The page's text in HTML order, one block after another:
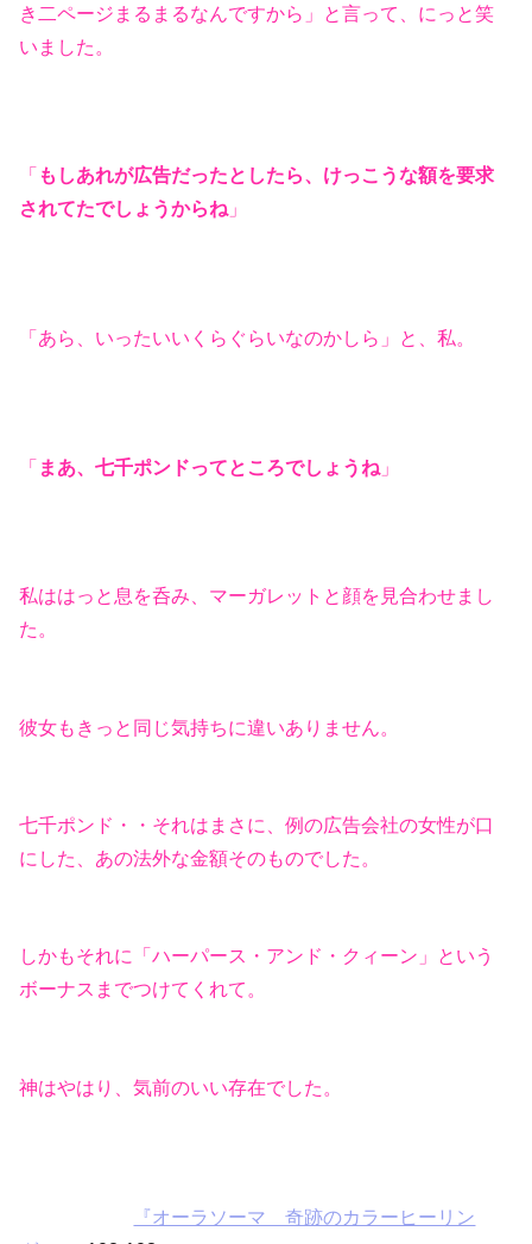
き二ページまるまるなんですから」と言って、にっと笑
いました。
「 もしあれが広告だったとしたら、けっこうな額を要求
されてたでしょうからね 」
「あら、いったいいくらぐらいなのかしら」と、私。
「 まあ、七千ポンドってところでしょうね 」
私ははっと息を呑み、マーガレットと顔を見合わせまし
た。
彼女もきっと同じ気持ちに違いありません。
七千ポンド・・それはまさに、例の広告会社の女性が口
にした、あの法外な金額そのものでした。
しかもそれに「ハーパース・アンド・クィーン」という
ボーナスまでつけてくれて。
神はやはり、気前のいい存在でした。
『オーラソーマ 奇跡のカラーヒーリン